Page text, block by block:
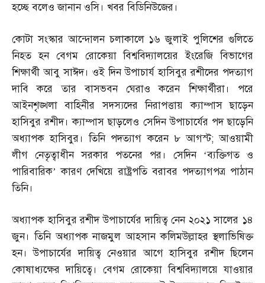
হচ্ছে বলেও জানান ওসি। খবর বিডিনিউজের।
কোটা সংস্কার আন্দোলন চলাকালে ১৬ জুলাই পুলিশের গুলিতে
নিহত হন বেগম রোকেয়া বিশ্ববিদ্যালয়ের ইংরেজি বিভাগের
শিক্ষার্থী আবু সাঈদ। ওই দিন উপাচার্য হাসিবুর রশীদের পদত্যাগ
দাবি করে তার বাসভবন ঘেরাও করেন শিক্ষার্থীরা। পরে
আইনশৃঙ্খলা বাহিনীর সদস্যদের নিরাপত্তায় ক্যাম্পাস ছাড়েন
হাসিবুর রশীদ। ক্যাম্পাস ছাড়লেও সেদিন উপাচার্যের পদ ছাড়েনি
অধ্যাপক হাসিবুর। তিনি পদত্যাগ করেন ৮ আগস্ট;আওয়ামী
লীগ নেতৃত্বাধীন সরকার পতনের পর। সেদিন ‘ব্যক্তিগত ও
পারিবারিক’ কারণ দেখিয়ে রাষ্ট্রপতি বরাবর পদত্যাগপত্র পাঠান
তিনি।
অধ্যাপক হাসিবুর রশীদ উপাচার্যের দায়িত্ব নেন ২০২১ সালের ১৪
জুন। তিনি অধ্যাপক নাজমুল আহসান কলিমউল্লাহর স্থলাভিষিক্ত
হন। উপাচার্যের দায়িত্ব নেওয়ার আগে হাসিবুর রশীদ ছিলেন
কোষাধ্যক্ষের দায়িত্বে। বেগম রোকেয়া বিশ্ববিদ্যালয়ে যাওয়ার